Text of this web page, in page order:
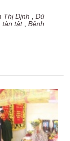
Thị Định ,Đủ
,tàn tật,Bệnh